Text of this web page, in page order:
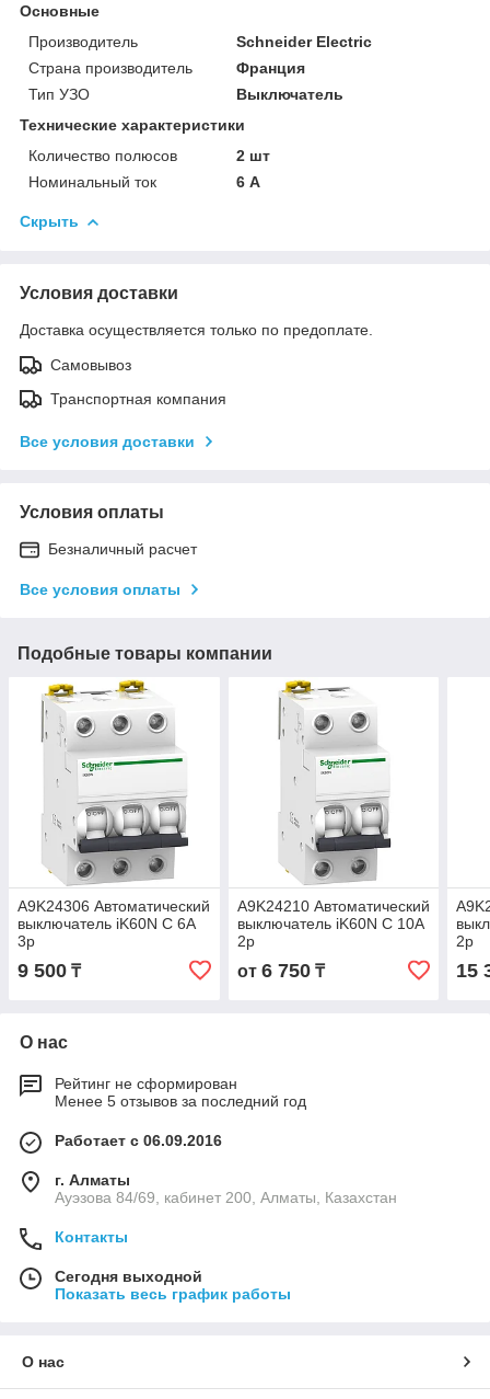
Основные
Производитель
Schneider Electric
Страна производитель
Франция
Тип УЗО
Выключатель
Технические характеристики
Количество полюсов
2 шт
Номинальный ток
6 А
Скрыть
Условия доставки
Доставка осуществляется только по предоплате.
Самовывоз
Транспортная компания
Все условия доставки
Условия оплаты
Безналичный расчет
Все условия оплаты
Подобные товары компании
A9K24306 Автоматический
выключатель iK60N C 6A
3p
9 500 ₸
A9K24210 Автоматический
выключатель iK60N C 10A
2p
от 6 750₸
2p
15
О нас
Рейтинг не сформирован
Менее 5 отзывов за последний год
Работает с 06.09.2016
г. Алматы
Ауэзова 84/69, кабинет 200, Алматы, Казахстан
Контакты
Сегодня выходной
Показать весь график работы
О нас